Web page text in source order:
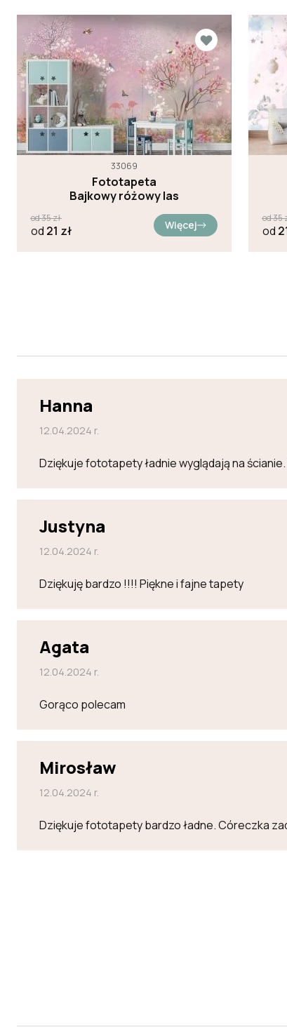
33069
Fototapeta
Bajkowy różowy las
od35zł
od 21 zł Więcej
od35
od
Hanna
12.04.2024 r.
Dziękuje fototapety ładnie wyglądają na
Justyna
12.04.2024 r.
Dziękuję bardzo !!!! Piękne i fajne tapety
Agata
12.04.2024 r.
Gorąco polecam
Mirosław
12.04.2024 r.
Dziękuje fototapety bardzo ładne. Córeczka